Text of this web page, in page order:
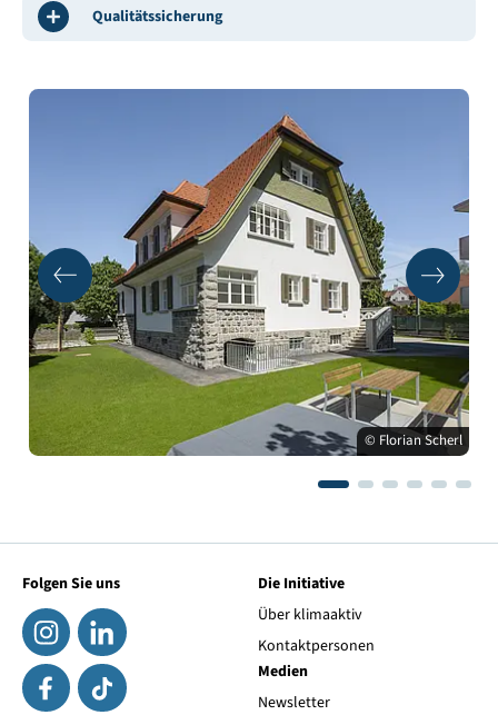
Qualitätssicherung
© Florian Scherl
Folgen Sie uns
Die Initiative
Über klimaaktiv
Kontaktpersonen
Medien
Newsletter